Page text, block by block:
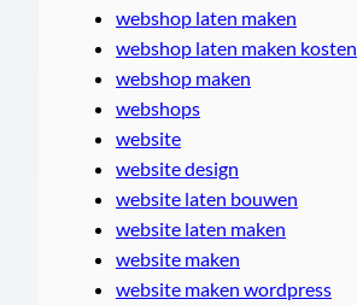
webshop laten maken
webshop laten maken kosten
webshop maken
webshops
website
website design
website laten bouwen
website laten maken
website maken
website maken wordpress